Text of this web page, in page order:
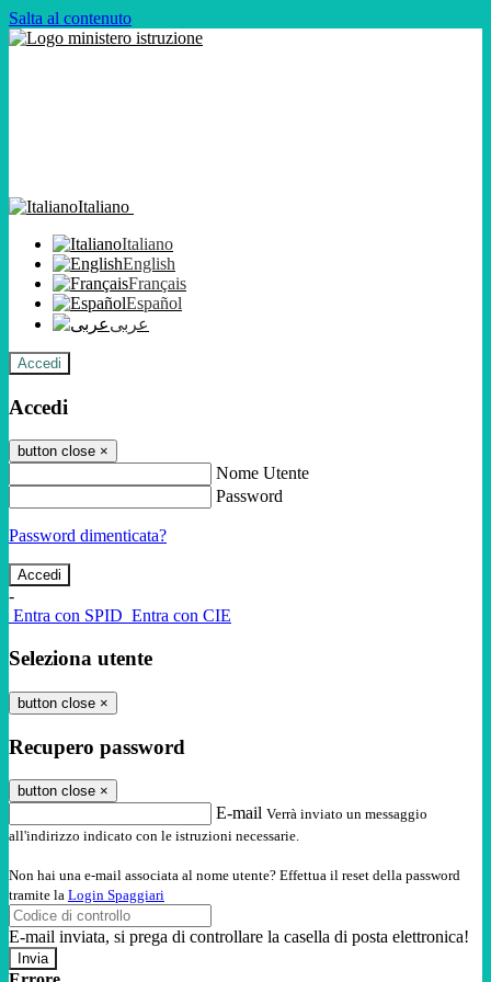
Salta al contenuto
Italiano
Italiano
English
Français
Español
عربى
Accedi
Accedi
button close ×
Nome Utente
Password
Password dimenticata?
-
Entra con SPID Entra con CIE
Seleziona utente
button close ×
Recupero password
button close ×
E-mail Verrà inviato un messaggio
all'indirizzo indicato con le istruzioni necessarie.
Non hai una e-mail associata al nome utente? Effettua il reset della password
tramite la Login Spaggiari
E-mail inviata, si prega di controllare la casella di posta elettronica!